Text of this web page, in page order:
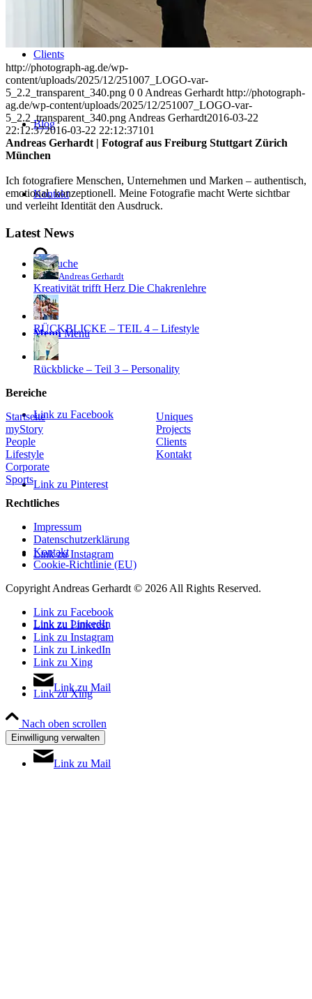
Clients
Blog
Kontakt
Suche
Menü Menü
Link zu Facebook
Link zu Pinterest
Link zu Instagram
Link zu LinkedIn
Link zu Xing
Link zu Mail
http://photograph-ag.de/wp-
content/uploads/2025/12/251007_LOGO-var-
5_2.2_transparent_340.png 0 0 Andreas Gerhardt http://photograph-
ag.de/wp-content/uploads/2025/12/251007_LOGO-var-
5_2.2_transparent_340.png Andreas Gerhardt2016-03-22
22:12:372016-03-22 22:12:37101
Andreas Gerhardt | Fotograf aus Freiburg Stuttgart Zürich
München
Ich fotografiere Menschen, Unternehmen und Marken – authentisch,
emotional, konzeptionell. Meine Fotografie macht Werte sichtbar
und verleiht Identität den Ausdruck.
Latest News
Andreas Gerhardt
Kreativität trifft Herz Die Chakrenlehre
RÜCKBLICKE – TEIL 4 – Lifestyle
Rückblicke – Teil 3 – Personality
Bereiche
Startseite
myStory
People
Lifestyle
Corporate
Sports
Uniques
Projects
Clients
Kontakt
Rechtliches
Impressum
Datenschutzerklärung
Kontakt
Cookie-Richtlinie (EU)
Copyright Andreas Gerhardt © 2026 All Rights Reserved.
Link zu Facebook
Link zu Pinterest
Link zu Instagram
Link zu LinkedIn
Link zu Xing
Link zu Mail
Nach oben scrollen
Einwilligung verwalten